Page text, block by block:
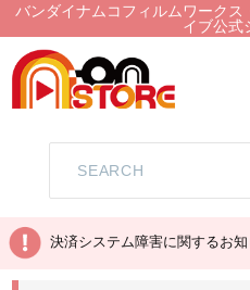
バンダイナムコフィルムワーク
イブ公式
決済システム障害に関するお知